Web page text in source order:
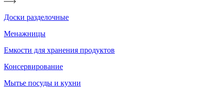
Доски разделочные
Менажницы
Емкости для хранения продуктов
Консервирование
Мытье посуды и кухни